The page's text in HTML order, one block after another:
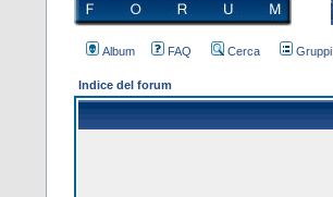
Album FAQ Cerca Gruppi
Indice del forum